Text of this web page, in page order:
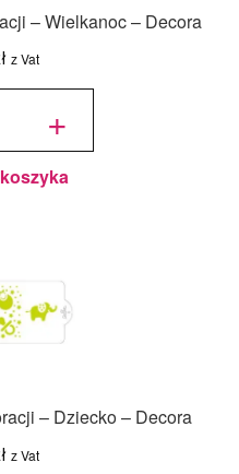
– Wielkanoc – Decora
z Vat
+
– Dziecko – Decora
z Vat